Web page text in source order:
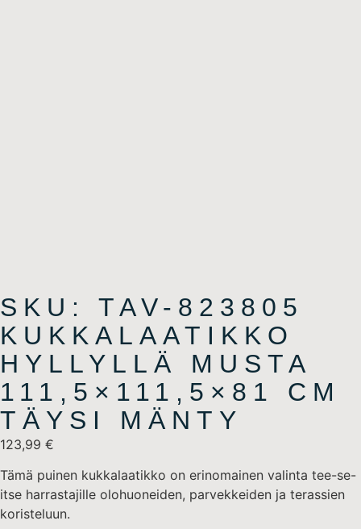
SKU: TAV-823805
KUKKALAATIKKO
HYLLYLLÄ MUSTA
111,5×111,5×81 CM
TÄYSI MÄNTY
123,99 €
Tämä puinen kukkalaatikko on erinomainen valinta tee-se-
itse harrastajille olohuoneiden, parvekkeiden ja terassien
koristeluun.